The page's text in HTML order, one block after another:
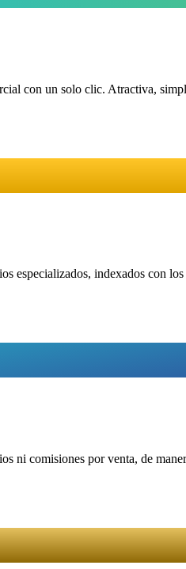
con un solo clic. Atractiva,
especializados, indexados con los
ni comisiones por venta, de